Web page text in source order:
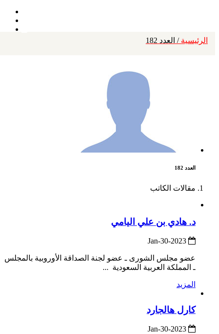
الرئيسية / العدد 182
العدد 182
مقالات الكاتب
د. هادي بن علي اليامي
عضو مجلس الشورى ـ عضو لجنة الصداقة الأوروبية بالمجلس
ـ المملكة العربية السعودية ...
المزيد
كارل هالجارد